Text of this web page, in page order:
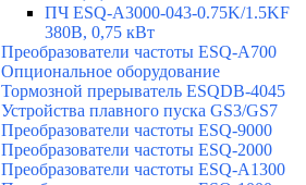
ПЧ ESQ-A3000-043-0.75K/1.5KF
380В, 0,75 кВт
Преобразователи частоты ESQ-A700
Опциональное оборудование
Тормозной прерыватель ESQDB-4045
Устройства плавного пуска GS3/GS7
Преобразователи частоты ESQ-9000
Преобразователи частоты ESQ-2000
Преобразователи частоты ESQ-A1300